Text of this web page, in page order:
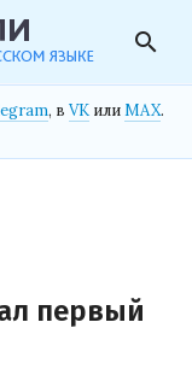
search
, в VK илиMAX.
первый